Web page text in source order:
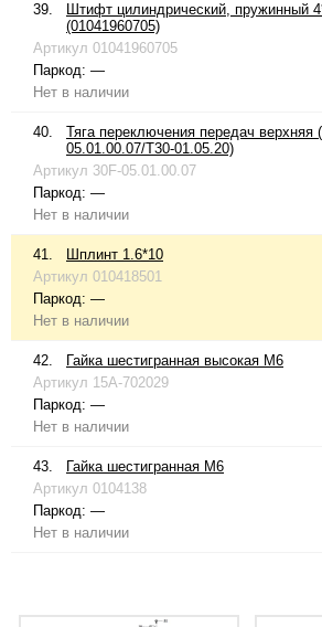
39.
Штифт цилиндрический, пружинный
(01041960705)
Артикул 01041960705
Паркод: —
Нет в наличии
40.
Тяга переключения передач верхняя
05.01.00.07/T30-01.05.20)
Артикул 30F-05.01.00.07
Паркод: —
Нет в наличии
41.
Шплинт 1.6*10
Артикул 010418501
Паркод: —
Нет в наличии
42.
Гайка шестигранная высокая М6
Артикул 15A-702029
Паркод: —
Нет в наличии
43.
Гайка шестигранная М6
Артикул 0104138
Паркод: —
Нет в наличии